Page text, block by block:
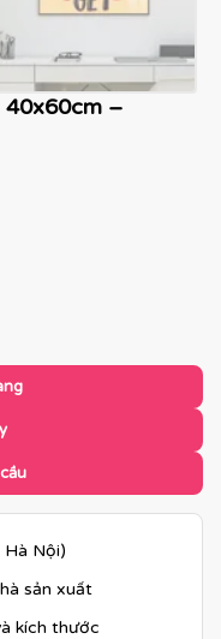
40x60cm –
Nội)
sản xuất
kích thước